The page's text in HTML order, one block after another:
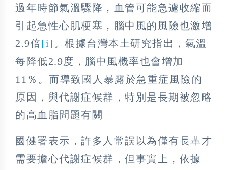
過年時節氣溫驟降，血管可能急遽收縮而
引起急性心肌梗塞，腦中風的風險也激增
2.9倍[i] 。根據台灣本土研究指出，氣溫
每降低2.9度，腦中風機率也會增加
11％。而導致國人暴露於急重症風險的
原因，與代謝症候群，特別是長期被忽略
的高血脂問題有關
國健署表示，許多人常誤以為僅有長輩才
需要擔心代謝症候群，但事實上，依據